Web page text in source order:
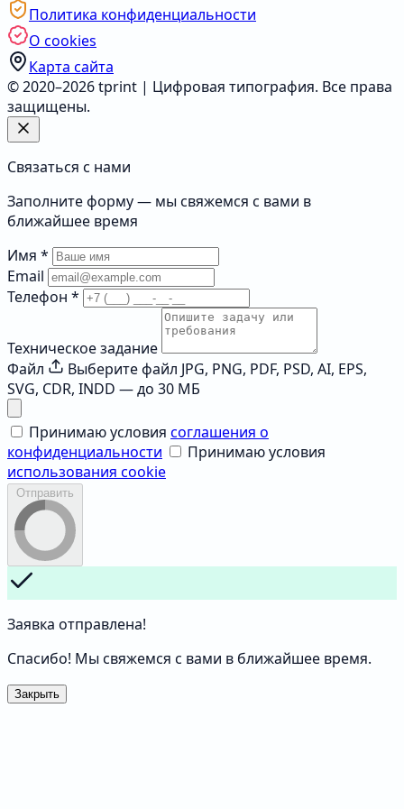
Политика конфиденциальности
О cookies
Карта сайта
© 2020–2026 tprint | Цифровая типография. Все права
защищены.
Связаться с нами
Заполните форму — мы свяжемся с вами в
ближайшее время
Имя *
Email
Телефон *
Техническое задание
Файл
Выберите файл JPG, PNG, PDF, PSD, AI, EPS,
SVG, CDR, INDD — до 30 МБ
Принимаю условия соглашения о
конфиденциальности
Принимаю условия
использования cookie
Отправить
Заявка отправлена!
Спасибо! Мы свяжемся с вами в ближайшее время.
Закрыть